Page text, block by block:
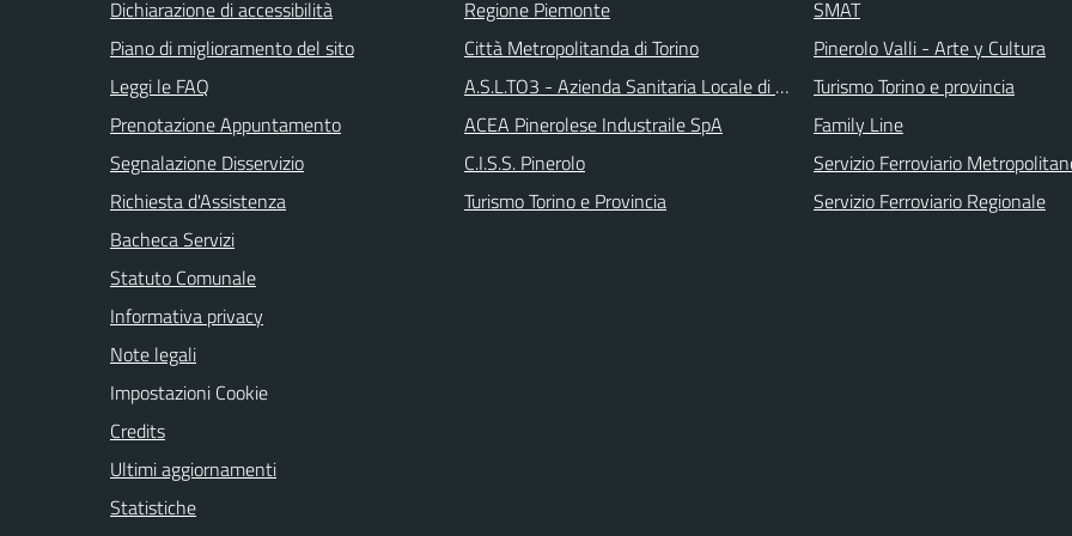
Dichiarazione di accessibilità
Piano di miglioramento del sito
Leggi le FAQ
Prenotazione Appuntamento
Segnalazione Disservizio
Richiesta d'Assistenza
Bacheca Servizi
Statuto Comunale
Informativa privacy
Note legali
Impostazioni Cookie
Credits
Ultimi aggiornamenti
Statistiche
Regione Piemonte
Città Metropolitanda di Torino
A.S.L.TO3 - Azienda Sanitaria Locale di Collegno e Pinerolo
ACEA Pinerolese Industraile SpA
C.I.S.S. Pinerolo
Turismo Torino e Provincia
SMAT
Pinerolo Valli - Arte y Cultura
Turismo Torino e provincia
Family Line
Servizio Ferroviario
Servizio Ferroviario Regionale